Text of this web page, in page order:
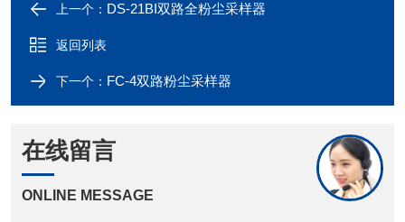
上一个： DS-21BI双路全粉尘采样器
返回列表
下一个： FC-4双路粉尘采样器
在线留言
ONLINE MESSAGE